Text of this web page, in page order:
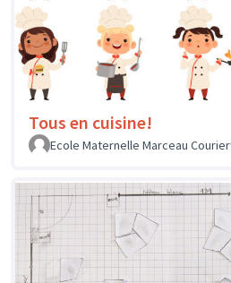
Tous en cuisine!
Ecole Maternelle Marceau Courier